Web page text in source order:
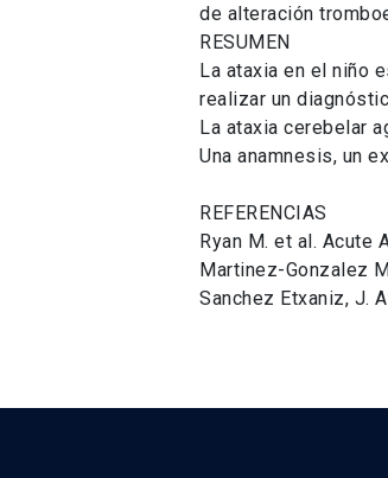
de alteración
RESUMEN
La ataxia en el niño
realizar un
La ataxia cerebelar
Una anamnesis, un
REFERENCIAS
Ryan M. et al. Acute
Martinez-Gonzalez
Sanchez Etxaniz, J.